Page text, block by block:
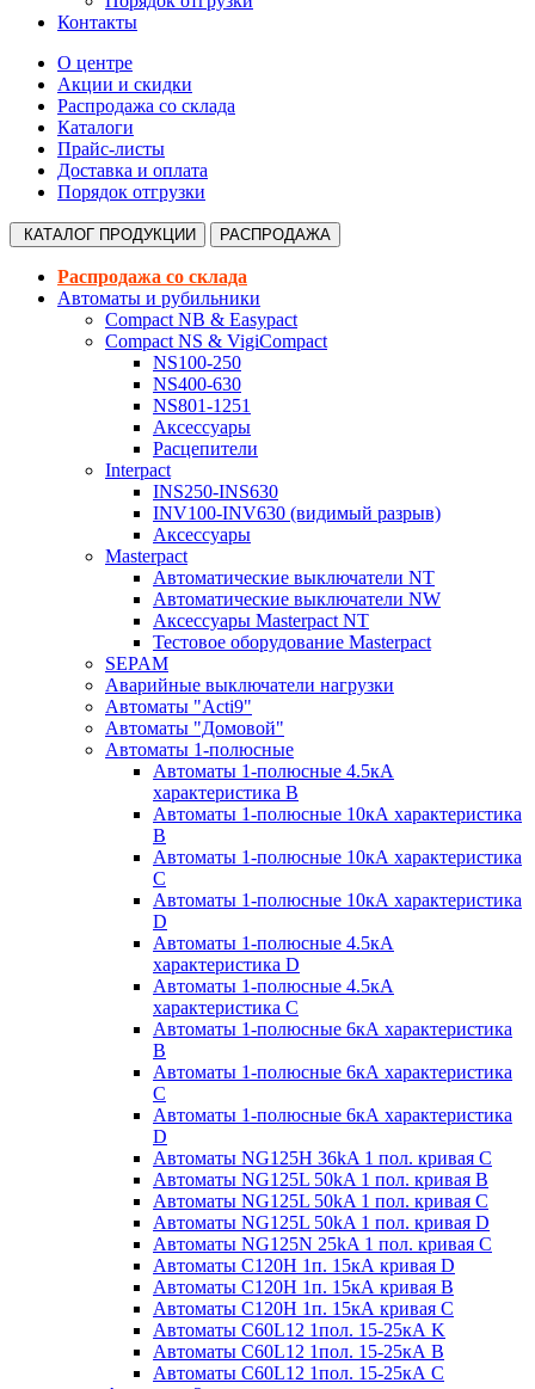
Контакты
О центре
Акции и скидки
Распродажа со склада
Каталоги
Прайс-листы
Доставка и оплата
Порядок отгрузки
КАТАЛОГ ПРОДУКЦИИ РАСПРОДАЖА
Распродажа со склада
Автоматы и рубильники
Compact NB & Easypact
Compact NS & VigiCompact
NS100-250
NS400-630
NS801-1251
Аксессуары
Расцепители
Interpact
INS250-INS630
INV100-INV630 (видимый разрыв)
Аксессуары
Masterpact
Автоматические выключатели NT
Автоматические выключатели NW
Аксессуары Masterpact NT
Тестовое оборудование Masterpact
SEPAM
Аварийные выключатели нагрузки
Автоматы "Acti9"
Автоматы "Домовой"
Автоматы 1-полюсные
Автоматы 1-полюсные 4.5кА
характеристика В
Автоматы 1-полюсные 10кА характеристика
B
Автоматы 1-полюсные 10кА характеристика
C
Автоматы 1-полюсные 10кА характеристика
D
Автоматы 1-полюсные 4.5кА
характеристика D
Автоматы 1-полюсные 4.5кА
характеристика С
Автоматы 1-полюсные 6кА характеристика
B
Автоматы 1-полюсные 6кА характеристика
C
Автоматы 1-полюсные 6кА характеристика
D
Автоматы NG125H 36kA 1 пол. кривая C
Автоматы NG125L 50kA 1 пол. кривая B
Автоматы NG125L 50kA 1 пол. кривая C
Автоматы NG125L 50kA 1 пол. кривая D
Автоматы NG125N 25kA 1 пол. кривая C
Автоматы С120H 1п. 15кА кривая D
Автоматы С120H 1п. 15кА кривая В
Автоматы С120H 1п. 15кА кривая С
Автоматы С60L12 1пол. 15-25кА K
Автоматы С60L12 1пол. 15-25кА В
Автоматы С60L12 1пол. 15-25кА С